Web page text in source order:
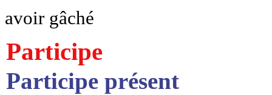
avoir gâché
Participe
Participe présent